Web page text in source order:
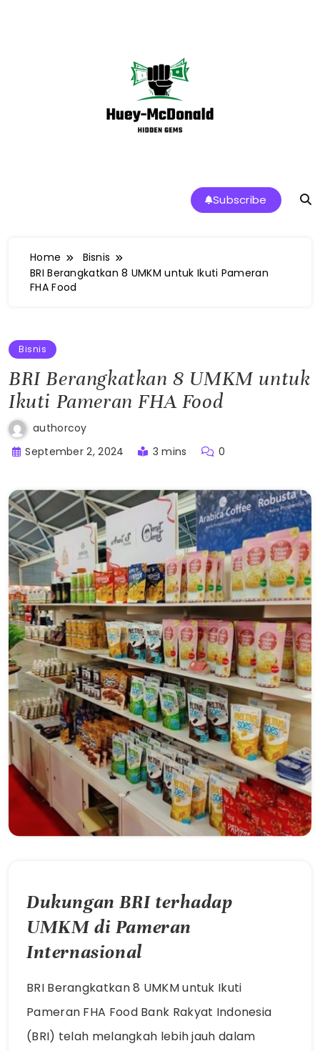
Huey-McDonald Tren Makanan dan
Restoran Terbaik di Indonesia
Subscribe
Home
Bisnis
BRI Berangkatkan 8 UMKM untuk Ikuti Pameran
FHA Food
Bisnis
BRI Berangkatkan 8 UMKM untuk
Ikuti Pameran FHA Food
authorcoy
September 2, 2024
3 mins 0
Dukungan BRI terhadap
UMKM di Pameran
Internasional
BRI Berangkatkan 8 UMKM untuk Ikuti
Pameran FHA Food Bank Rakyat Indonesia
(BRI) telah melangkah lebih jauh dalam